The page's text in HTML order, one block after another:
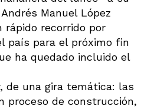
Manuel López
rápido recorrido por
país para el próximo fin
ha quedado incluido el
de una gira temática: las
proceso de construcción,